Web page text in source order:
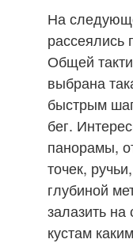
На
рассеялись
Общей
выбрана
быстрым
бег.
панорамы,
точек,
глубиной
залазить на
кустам